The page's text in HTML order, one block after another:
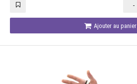
-
Ajouter au panier